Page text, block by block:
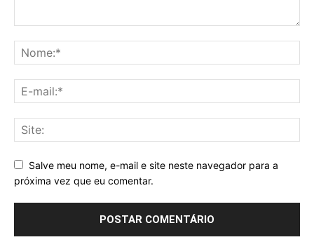
Salve meu nome, e-mail e site neste navegador para a
próxima vez que eu comentar.